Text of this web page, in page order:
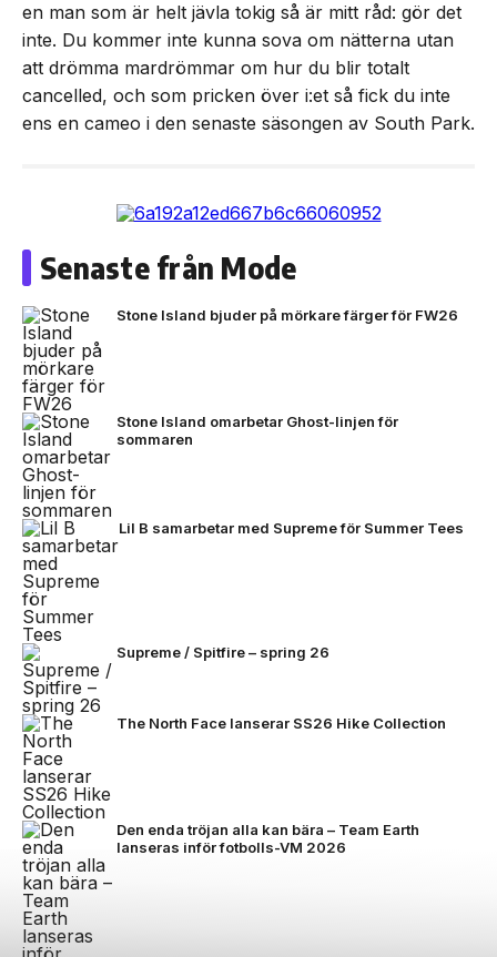
en man som är helt jävla tokig så är mitt råd: gör det
inte. Du kommer inte kunna sova om nätterna utan
att drömma mardrömmar om hur du blir totalt
cancelled, och som pricken över i:et så fick du inte
ens en cameo i den senaste säsongen av South Park.
Senaste från Mode
Stone Island bjuder på mörkare färger för FW26
Stone Island omarbetar Ghost-linjen för
sommaren
Lil B samarbetar med Supreme för Summer Tees
Supreme / Spitfire – spring 26
The North Face lanserar SS26 Hike Collection
Den enda tröjan alla kan bära – Team Earth
lanseras inför fotbolls-VM 2026